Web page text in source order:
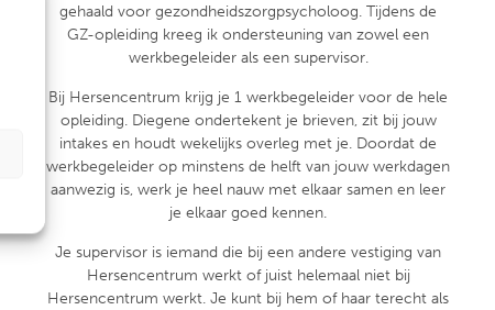
gehaald voor gezondheidszorgpsycholoog. Tijdens de
GZ-opleiding kreeg ik ondersteuning van zowel een
werkbegeleider als een supervisor.
Bij Hersencentrum krijg je 1 werkbegeleider voor de hele
opleiding. Diegene ondertekent je brieven, zit bij jouw
intakes en houdt wekelijks overleg met je. Doordat de
werkbegeleider op minstens de helft van jouw werkdagen
aanwezig is, werk je heel nauw met elkaar samen en leer
je elkaar goed kennen.
Je supervisor is iemand die bij een andere vestiging van
Hersencentrum werkt of juist helemaal niet bij
Hersencentrum werkt. Je kunt bij hem of haar terecht als